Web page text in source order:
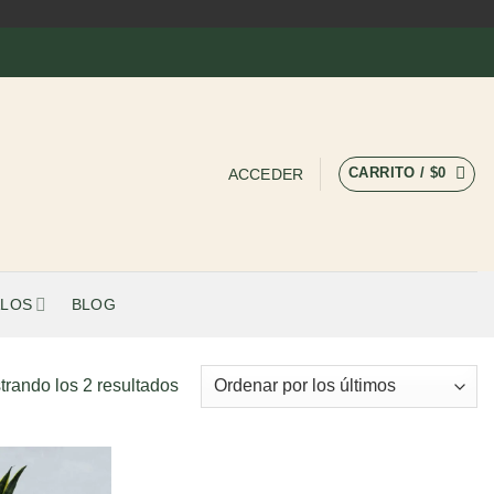
ACCEDER CARRITO / $0
BLOG
los 2 resultadosOrdenado
por